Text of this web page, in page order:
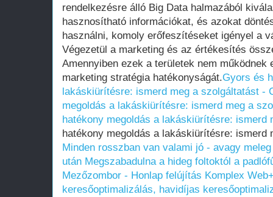
rendelkezésre álló Big Data halmazából
hasznosítható információkat, és azokat
használni, komoly erőfeszítéseket igényel a
Végezetül a marketing és az értékesítés
Amennyiben ezek a területek nem
marketing stratégia hatékonyságát.Gyors és
lakáskiürítésre: ismerd meg a szolgáltatást -
megoldás a lakáskiürítésre: ismerd meg a
hatékony megoldás a lakáskiürítésre: ismerd
hatékony megoldás a lakáskiürítésre: ismerd
Minden rosszban van valami jó - avagy
után Megszabadulna a hideg foltoktól a
Mezőzombor - Honlap felújítás Komplex
keresőoptimalizálás, havidíjas